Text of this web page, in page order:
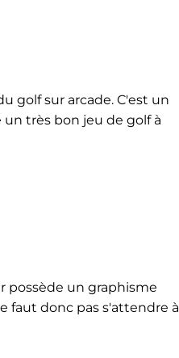
golf sur arcade. C'est un
un très bon jeu de golf à
possède un graphisme
faut donc pas s'attendre à